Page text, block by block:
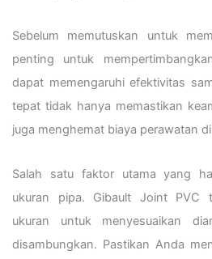
Sebelum memutuskan untuk
penting untuk
dapat memengaruhi efektivitas
tepat tidak hanya memastikan
juga menghemat biaya perawatan
Salah satu faktor utama yang
ukuran pipa. Gibault Joint PVC
ukuran untuk menyesuaikan
disambungkan. Pastikan Anda